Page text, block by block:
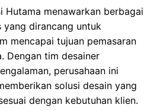
Hutama menawarkan berbagai
yang dirancang untuk
mencapai tujuan pemasaran
Dengan tim desainer
perusahaan ini
solusi desain yang
dengan kebutuhan klien.